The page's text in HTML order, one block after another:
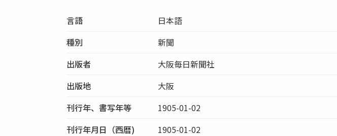
言語
日本語
種別
新聞
出版者
大阪毎日新聞社
出版地
大阪
刊行年、書写年等
1905-01-02
刊行年月日（西暦)
1905-01-02